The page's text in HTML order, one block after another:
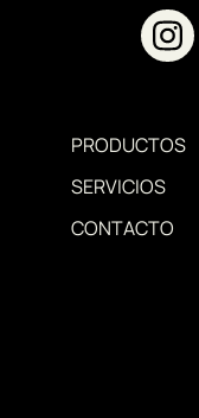
PRODUCTOS
SERVICIOS
CONTACTO